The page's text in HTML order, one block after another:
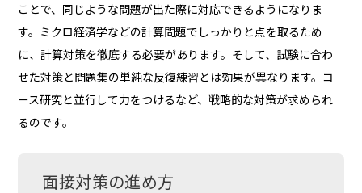
ことで、同じような問題が出た際に対応できるようになりま
す。ミクロ経済学などの計算問題でしっかりと点を取るため
に、計算対策を徹底する必要があります。そして、試験に合わ
せた対策と問題集の単純な反復練習とは効果が異なります。コ
ース研究と並行して力をつけるなど、戦略的な対策が求められ
るのです。
面接対策の進め方